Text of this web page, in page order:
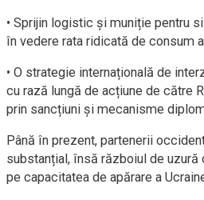
• Sprijin logistic și muniție pentru
în vedere rata ridicată de consum
• O strategie internațională de
cu rază lungă de acțiune de către
prin sancțiuni și mecanisme
Până în prezent, partenerii
substanțial, însă războiul de uzură
pe capacitatea de apărare a